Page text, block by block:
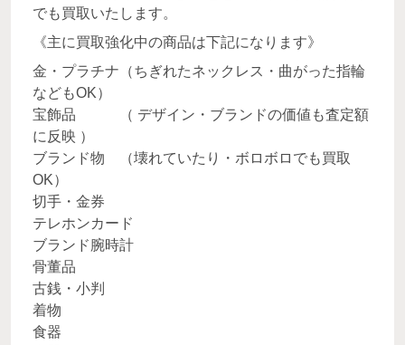
でも買取いたします。
《主に買取強化中の商品は下記になります》
金・プラチナ（ちぎれたネックレス・曲がった指輪
などもOK）
宝飾品 （ デザイン・ブランドの価値も査定額
に反映 ）
ブランド物 （壊れていたり・ボロボロでも買取
OK）
切手・金券
テレホンカード
ブランド腕時計
骨董品
古銭・小判
着物
食器